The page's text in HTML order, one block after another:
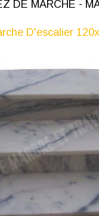
DE MARCHE -
D'escalier